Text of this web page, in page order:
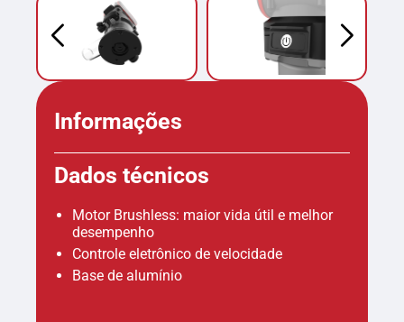
Informações
Dados técnicos
Motor Brushless: maior vida útil e melhor
desempenho
Controle eletrônico de velocidade
Base de alumínio